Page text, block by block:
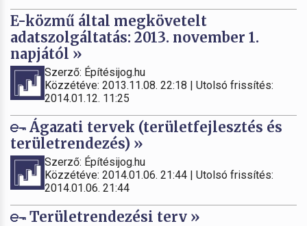
E-közmű által megkövetelt
adatszolgáltatás: 2013. november 1.
napjától »
Szerző: Építésijog.hu
Közzétéve: 2013.11.08. 22:18 | Utolsó frissítés:
2014.01.12. 11:25
Ágazati tervek (területfejlesztés és
területrendezés) »
Szerző: Építésijog.hu
Közzétéve: 2014.01.06. 21:44 | Utolsó frissítés:
2014.01.06. 21:44
Területrendezési terv »